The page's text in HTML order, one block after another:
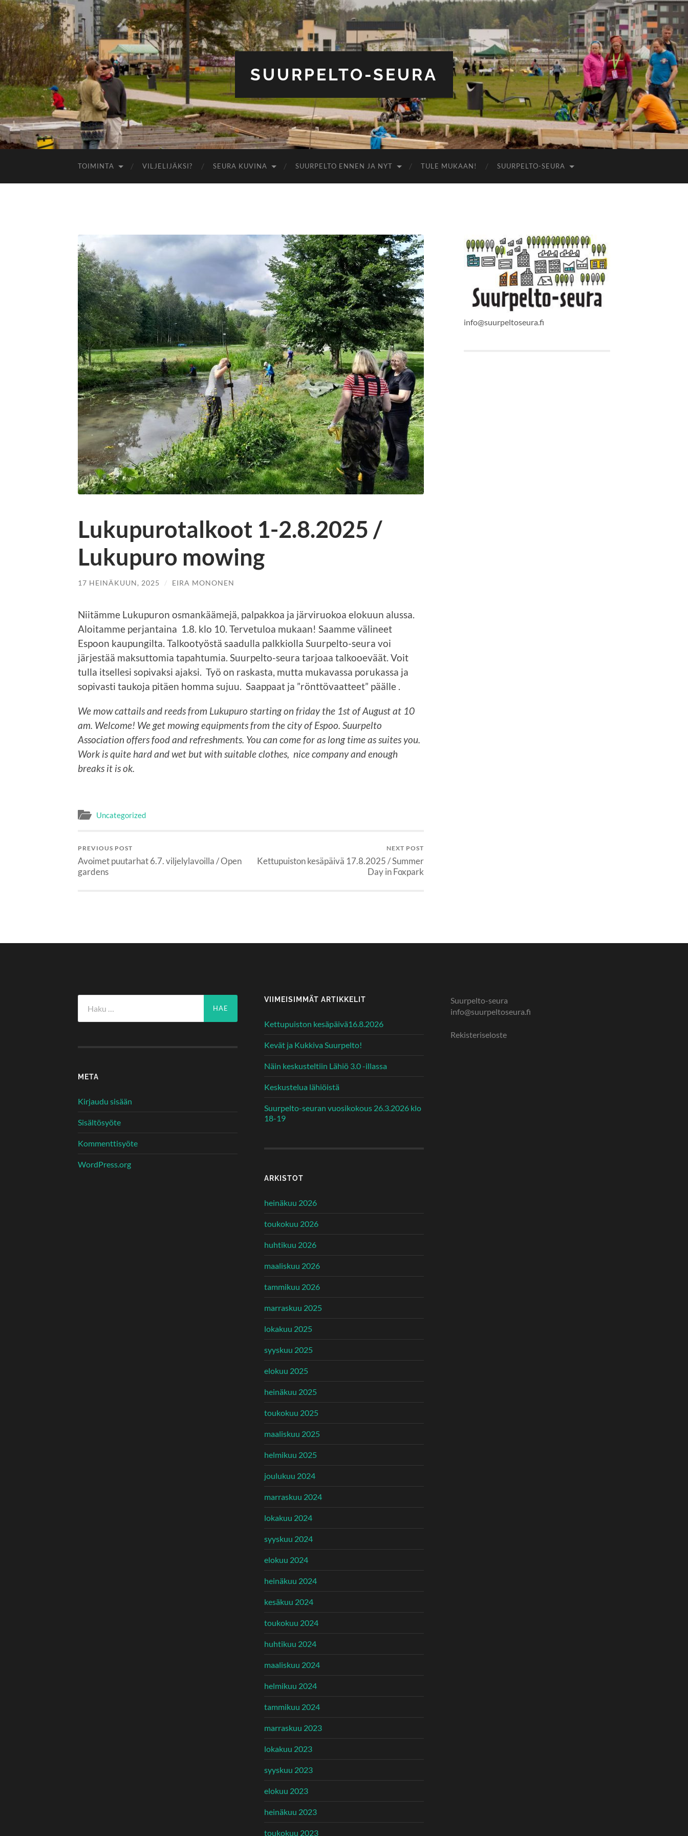
SUURPELTO-SEURA
TOIMINTA VILJELIJÄKSI? SEURA KUVINA SUURPELTO ENNEN JA NYT TULE MUKAAN! SUURPELTO-SEURA
Lukupurotalkoot 1-2.8.2025 /
Lukupuro mowing
17 HEINÄKUUN, 2025 / EIRA MONONEN
Niitämme Lukupuron osmankäämejä, palpakkoa ja järviruokoa elokuun alussa.
Aloitamme perjantaina 1.8. klo 10. Tervetuloa mukaan! Saamme välineet
Espoon kaupungilta. Talkootyöstä saadulla palkkiolla Suurpelto-seura voi
järjestää maksuttomia tapahtumia. Suurpelto-seura tarjoaa talkooeväät. Voit
tulla itsellesi sopivaksi ajaksi. Työ on raskasta, mutta mukavassa porukassa ja
sopivasti taukoja pitäen homma sujuu. Saappaat ja ”rönttövaatteet” päälle .
We mow cattails and reeds from Lukupuro starting on friday the 1st of August at 10
am. Welcome! We get mowing equipments from the city of Espoo. Suurpelto
Association offers food and refreshments. You can come for as long time as suites you.
Work is quite hard and wet but with suitable clothes, nice company and enough
breaks it is ok.
Uncategorized
PREVIOUS POST
Avoimet puutarhat 6.7. viljelylavoilla / Open
gardens
NEXT POST
Kettupuiston kesäpäivä 17.8.2025 / Summer
Day in Foxpark
info@suurpeltoseura.fi
META
Kirjaudu sisään
Sisältösyöte
Kommenttisyöte
WordPress.org
VIIMEISIMMÄT ARTIKKELIT
Kettupuiston kesäpäivä16.8.2026
Kevät ja Kukkiva Suurpelto!
Näin keskusteltiin Lähiö 3.0 -illassa
Keskustelua lähiöistä
Suurpelto-seuran vuosikokous 26.3.2026 klo
18-19
ARKISTOT
heinäkuu 2026
toukokuu 2026
huhtikuu 2026
maaliskuu 2026
tammikuu 2026
marraskuu 2025
lokakuu 2025
syyskuu 2025
elokuu 2025
heinäkuu 2025
toukokuu 2025
maaliskuu 2025
helmikuu 2025
joulukuu 2024
marraskuu 2024
lokakuu 2024
syyskuu 2024
elokuu 2024
heinäkuu 2024
kesäkuu 2024
toukokuu 2024
huhtikuu 2024
maaliskuu 2024
helmikuu 2024
tammikuu 2024
marraskuu 2023
lokakuu 2023
syyskuu 2023
elokuu 2023
heinäkuu 2023
toukokuu 2023
Suurpelto-seura
info@suurpeltoseura.fi
Rekisteriseloste